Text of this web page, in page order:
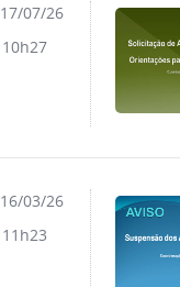
17/07/26
10h27
16/03/26
11h23